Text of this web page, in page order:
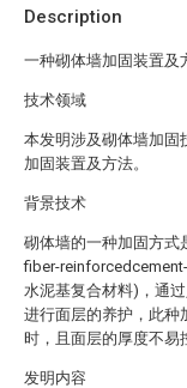
Description
一种砌体墙加固装置及
技术领域
本发明涉及砌体墙加固
加固装置及方法。
背景技术
砌体墙的一种加固方式
fiber-
水泥基复合材料)，通
进行面层的养护，此种
时，且面层的厚度不易
发明内容